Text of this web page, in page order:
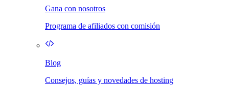
Gana con nosotros
Programa de afiliados con comisión
Blog
Consejos, guías y novedades de hosting